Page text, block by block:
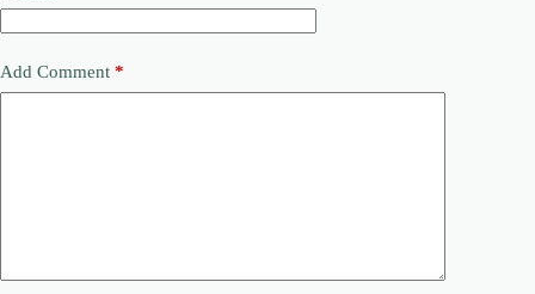
Add Comment *